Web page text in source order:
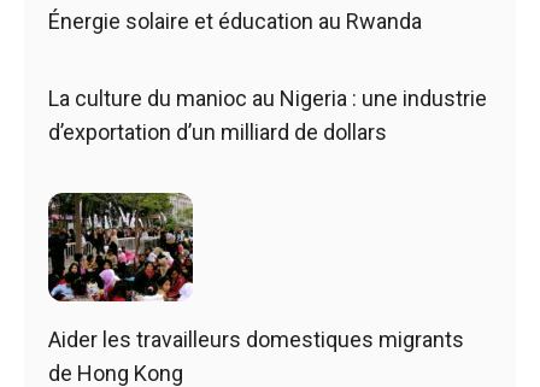
Énergie solaire et éducation au Rwanda
La culture du manioc au Nigeria : une industrie
d’exportation d’un milliard de dollars
Aider les travailleurs domestiques migrants
de Hong Kong